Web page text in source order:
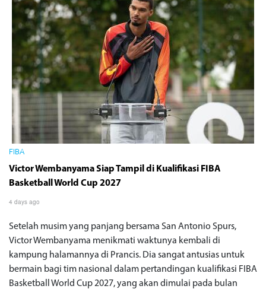
FIBA
Victor Wembanyama Siap Tampil di Kualifikasi FIBA
Basketball World Cup 2027
4 days ago
Setelah musim yang panjang bersama San Antonio Spurs,
Victor Wembanyama menikmati waktunya kembali di
kampung halamannya di Prancis. Dia sangat antusias untuk
bermain bagi tim nasional dalam pertandingan kualifikasi FIBA
Basketball World Cup 2027, yang akan dimulai pada bulan